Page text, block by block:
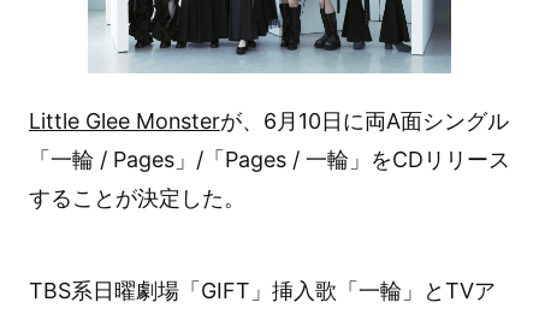
Little Glee Monsterが、6月10日に両A面シングル
「一輪 / Pages」/「Pages / 一輪」をCDリリース
することが決定した。
TBS系日曜劇場「GIFT」挿入歌「一輪」とTVア